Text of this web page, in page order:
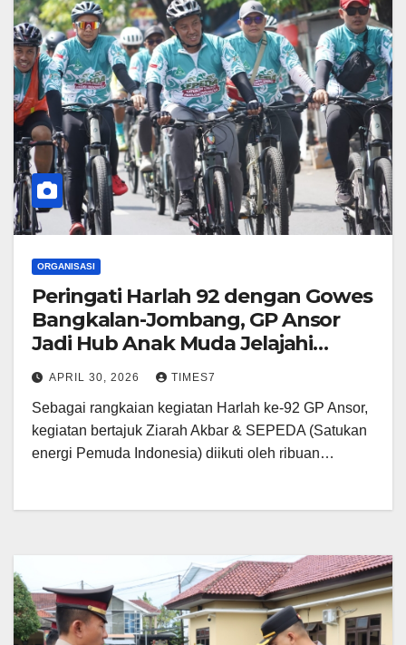
ORGANISASI
Peringati Harlah 92 dengan Gowes
Bangkalan-Jombang, GP Ansor
Jadi Hub Anak Muda Jelajahi
Sejarah Ulama
APRIL 30, 2026 TIMES7
Sebagai rangkaian kegiatan Harlah ke-92 GP Ansor,
kegiatan bertajuk Ziarah Akbar & SEPEDA (Satukan
energi Pemuda Indonesia) diikuti oleh ribuan…